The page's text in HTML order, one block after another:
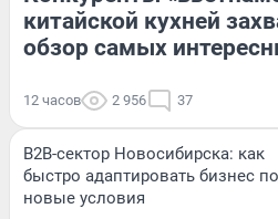
китайской кухней
обзор самых
12 часов 2 956 37
B2B-сектор Новосибирска: как
быстро адаптировать бизнес
новые условия